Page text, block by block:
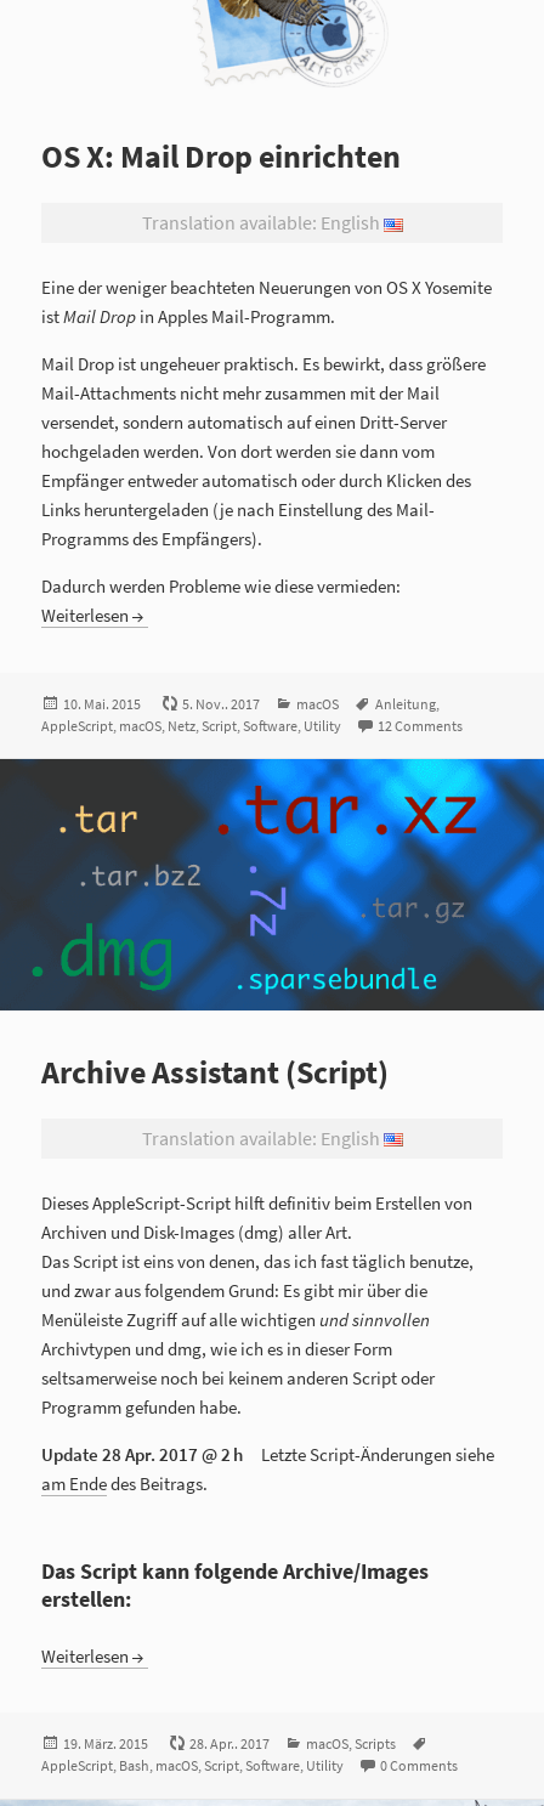
OS X: Mail Drop einrichten
Translation available: English
Eine der weniger beachteten Neuerungen von OS X Yosemite
istMail Drop in Apples Mail-Programm.
Mail Drop ist ungeheuer praktisch. Es bewirkt, dass größere
Mail-Attachments nicht mehr zusammen mit der Mail
versendet, sondern automatisch auf einen Dritt-Server
hochgeladen werden. Von dort werden sie dann vom
Empfänger entweder automatisch oder durch Klicken des
Links heruntergeladen (je nach Einstellung des Mail-
Programms des Empfängers).
Dadurch werden Probleme wie diese vermieden:
Weiterlesen
Veröffentlicht
am
10. Mai. 2015 5. Nov.. 2017 Kategorien
macOS Tags
Anleitung,
AppleScript, macOS, Netz,Script,Software, Utility 12 Comments
Archive Assistant (Script)
Translation available: English
Dieses AppleScript-Script hilft definitiv beim Erstellen von
Archiven und Disk-Images (dmg) aller Art.
Das Script ist eins von denen, das ich fast täglich benutze,
und zwar aus folgendem Grund: Es gibt mir über die
Menüleiste Zugriff auf alle wichtigenund sinnvollen
Archivtypen und dmg, wie ich es in dieser Form
seltsamerweise noch bei keinem anderen Script oder
Programm gefunden habe.
Update28 Apr. 2017 @ 2 h Letzte Script-Änderungen siehe
am Endedes Beitrags.
Das Script kann folgende Archive/Images
erstellen:
Weiterlesen
Veröffentlicht
am
19. März. 2015 28. Apr.. 2017 Kategorien
macOS,Scripts
AppleScript, Bash, macOS,Script,Software, Utility 0 Comments